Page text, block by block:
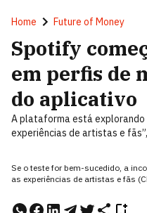
Home Future of Money
Spotify
em perfis de
do aplicativo
A plataforma está explorando
experiências de artistas e
Se o teste for bem-sucedido, a
as experiências de artistas e fãs